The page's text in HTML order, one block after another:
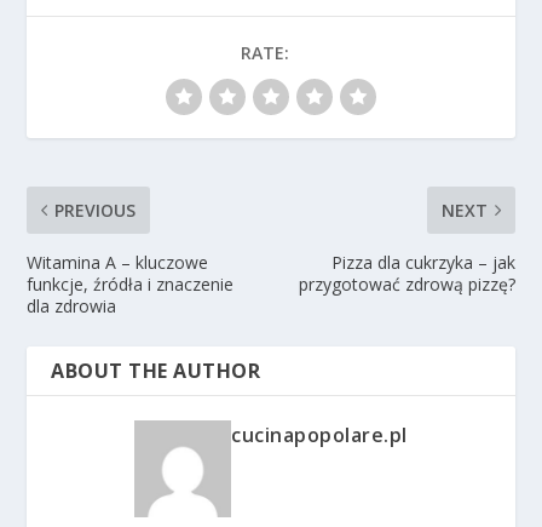
RATE:
PREVIOUS
Witamina A – kluczowe
funkcje, źródła i znaczenie
dla zdrowia
NEXT
Pizza dla cukrzyka – jak
przygotować zdrową pizzę?
ABOUT THE AUTHOR
cucinapopolare.pl